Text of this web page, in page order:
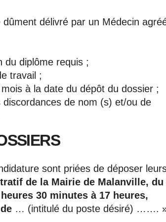
délivré par un Médecin
du diplôme requis ;
travail ;
à la date du dépôt du dossier ;
discordances de nom (s) et/ou de
sont priées de déposer
de la Mairie de Malanville, du
30 minutes à 17 heures,
… (intitulé du poste désiré) …….